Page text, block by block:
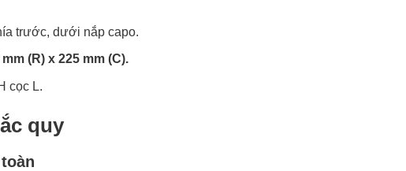
trước, dưới nắp capo.
(R) x 225 mm (C).
cọc L.
quy